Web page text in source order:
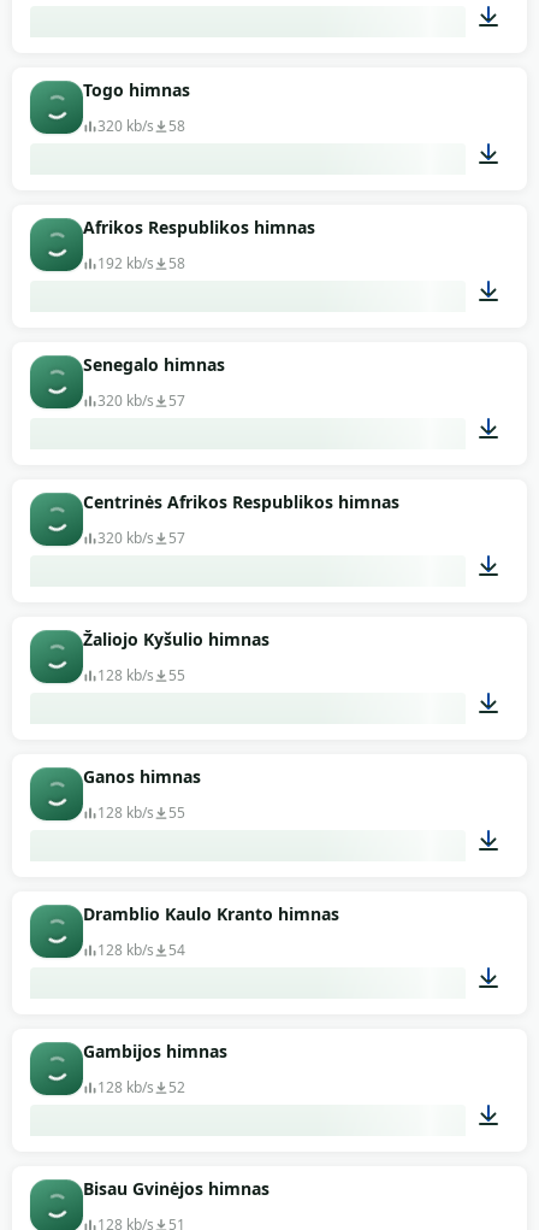
Togo himnas
320 kb/s 58
Afrikos Respublikos himnas
192 kb/s 58
Senegalo himnas
320 kb/s 57
Centrinės Afrikos Respublikos himnas
320 kb/s 57
Žaliojo Kyšulio himnas
128 kb/s 55
Ganos himnas
128 kb/s 55
Dramblio Kaulo Kranto himnas
128 kb/s 54
Gambijos himnas
128 kb/s 52
Bisau Gvinėjos himnas
128 kb/s 51